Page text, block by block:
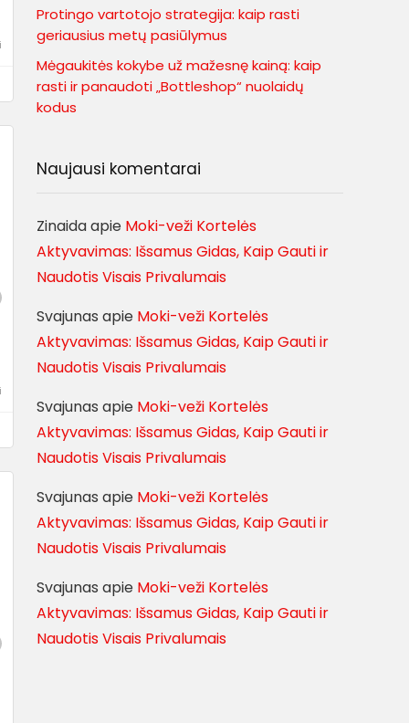
Protingo vartotojo strategija: kaip rasti
geriausius metų pasiūlymus
Mėgaukitės kokybe už mažesnę kainą: kaip
rasti ir panaudoti „Bottleshop“ nuolaidų
kodus
Naujausi komentarai
Zinaidaapie Moki-veži Kortelės
Aktyvavimas: Išsamus Gidas, Kaip Gauti ir
Naudotis Visais Privalumais
Svajunas apie Moki-veži Kortelės
Aktyvavimas: Išsamus Gidas, Kaip Gauti ir
Naudotis Visais Privalumais
Svajunas apie Moki-veži Kortelės
Aktyvavimas: Išsamus Gidas, Kaip Gauti ir
Naudotis Visais Privalumais
Svajunas apie Moki-veži Kortelės
Aktyvavimas: Išsamus Gidas, Kaip Gauti ir
Naudotis Visais Privalumais
Svajunas apie Moki-veži Kortelės
Aktyvavimas: Išsamus Gidas, Kaip Gauti ir
Naudotis Visais Privalumais